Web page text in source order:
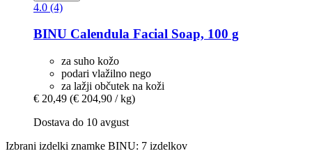
4.0 (4)
BINU Calendula Facial Soap, 100 g
za suho kožo
podari vlažilno nego
za lažji občutek na koži
€ 20,49 (€ 204,90 / kg)
Dostava do 10 avgust
Izbrani izdelki znamke BINU: 7 izdelkov